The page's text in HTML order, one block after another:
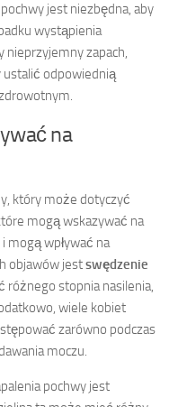
jest niezbędna, aby
wystąpienia
nieprzyjemny zapach,
ustalić odpowiednią
na
który może dotyczyć
mogą wskazywać na
mogą wpływać na
objawów jestswędzenie
różnego stopnia nasilenia,
wiele kobiet
zarówno podczas
moczu.
pochwy jest